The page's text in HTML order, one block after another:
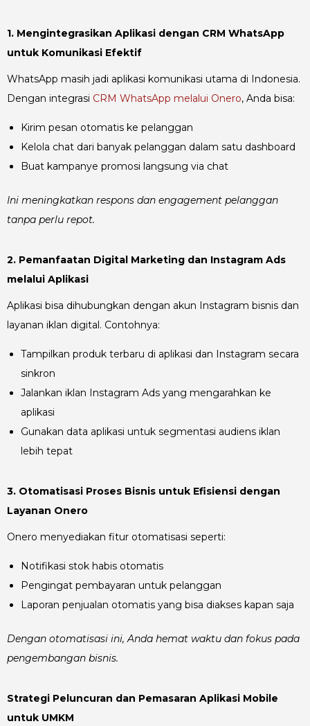
1. Mengintegrasikan Aplikasi dengan CRM WhatsApp
untuk Komunikasi Efektif
WhatsApp masih jadi aplikasi komunikasi utama di Indonesia.
Dengan integrasi CRM WhatsApp melalui Onero, Anda bisa:
Kirim pesan otomatis ke pelanggan
Kelola chat dari banyak pelanggan dalam satu dashboard
Buat kampanye promosi langsung via chat
Ini meningkatkan respons dan engagement pelanggan
tanpa perlu repot.
2. Pemanfaatan Digital Marketing dan Instagram Ads
melalui Aplikasi
Aplikasi bisa dihubungkan dengan akun Instagram bisnis dan
layanan iklan digital. Contohnya:
Tampilkan produk terbaru di aplikasi dan Instagram secara
sinkron
Jalankan iklan Instagram Ads yang mengarahkan ke
aplikasi
Gunakan data aplikasi untuk segmentasi audiens iklan
lebih tepat
3. Otomatisasi Proses Bisnis untuk Efisiensi dengan
Layanan Onero
Onero menyediakan fitur otomatisasi seperti:
Notifikasi stok habis otomatis
Pengingat pembayaran untuk pelanggan
Laporan penjualan otomatis yang bisa diakses kapan saja
Dengan otomatisasi ini, Anda hemat waktu dan fokus pada
pengembangan bisnis.
Strategi Peluncuran dan Pemasaran Aplikasi Mobile
untuk UMKM